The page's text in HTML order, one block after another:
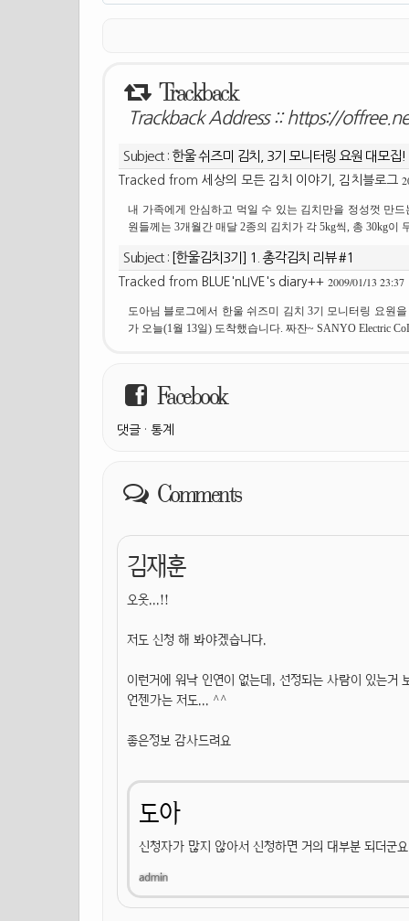
Trackback
Trackback Address :: https://
Subject : 한울 쉬즈미 김치, 3기 모니터링 요원 대모집!
Tracked from 세상의 모든 김치 이야기, 김치블로그
내 가족에게 안심하고 먹일 수 있는 김치만을 정성껏 만
원들께는 3개월간 매달 2종의 김치가 각 5kg씩, 총 30kg이
Subject : [한울김치3기] 1. 총각김치 리뷰 #1
Tracked from BLUE'nLIVE's diary++ 2009/01/13 23:37
도아님 블로그에서 한울 쉬즈미 김치 3기 모니터링 요원
가 오늘(1월 13일) 도착했습니다. 짜잔~ SANYO Electric
Facebook
댓글 · 통계
Comments
김재훈
오옷...!!
저도 신청 해 봐야겠습니다.
이런거에 워낙 인연이 없는데, 선정되는 사람이 있는거
언젠가는 저도... ^^
좋은정보 감사드려요
도아
신청자가 많지 않아서 신청하면 거의 대부분 되더군